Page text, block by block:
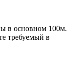
в основном 100м.
требуемый в